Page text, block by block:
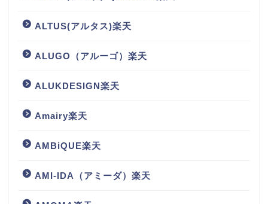
ALTUS(アルタス)楽天
ALUGO（アルーゴ）楽天
ALUKDESIGN楽天
Amairy楽天
AMBiQUE楽天
AMI-IDA（アミーダ）楽天